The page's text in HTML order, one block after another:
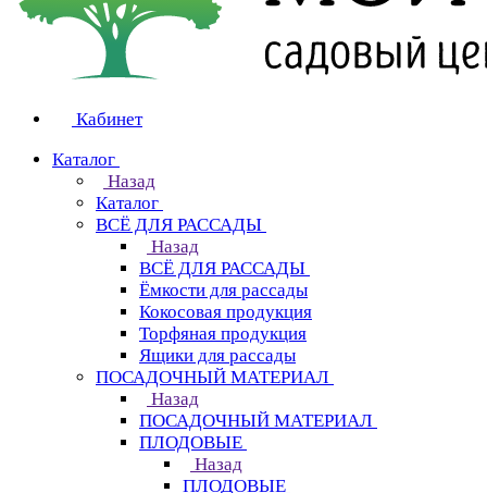
Кабинет
Каталог
Назад
Каталог
ВСЁ ДЛЯ РАССАДЫ
Назад
ВСЁ ДЛЯ РАССАДЫ
Ёмкости для рассады
Кокосовая продукция
Торфяная продукция
Ящики для рассады
ПОСАДОЧНЫЙ МАТЕРИАЛ
Назад
ПОСАДОЧНЫЙ МАТЕРИАЛ
ПЛОДОВЫЕ
Назад
ПЛОДОВЫЕ